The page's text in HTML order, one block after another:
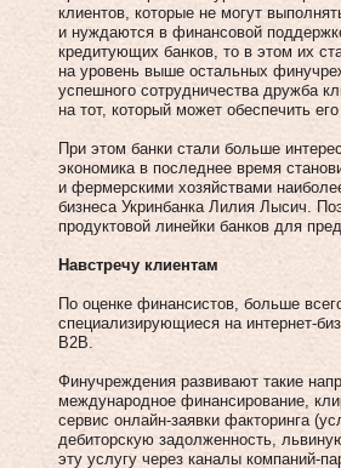
клиентов, которые не могут
и нуждаются в финансовой
кредитующих банков, то в этом их
на уровень выше остальных
успешного сотрудничества дружба
на тот, который может обеспечить
При этом банки стали больше
экономика в последнее время
и фермерскими хозяйствами
бизнеса Укринбанка Лилия Лысич.
продуктовой линейки банков для
Навстречу клиентам
По оценке финансистов, больше
специализирующиеся на интернет-
В2В.
Финучреждения развивают такие
международное финансирование,
сервис онлайн-заявки факторинга
дебиторскую задолженность,
эту услугу через каналы компаний-